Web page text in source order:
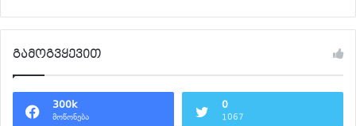
გამოგვყევით
300k
მოწონება
0
1067